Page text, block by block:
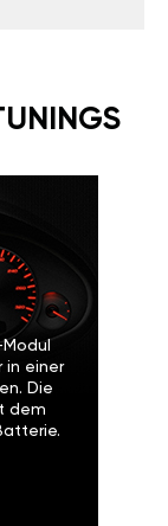
in einer
Die
dem